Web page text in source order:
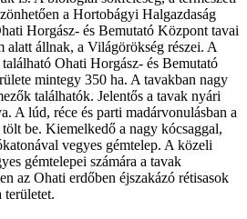
a Hortobágyi Halgazdaság
Horgász- és Bemutató Központ tavai
alatt állnak, a Világörökség részei. A
Ohati Horgász- és Bemutató
mintegy 350 ha. A tavakban nagy
találhatók. Jelentős a tavak nyári
A lúd, réce és parti madárvonulásban a
be. Kiemelkedő a nagy kócsaggal,
vegyes gémtelep. A közeli
gémtelepei számára a tavak
az Ohati erdőben éjszakázó rétisasok
területet.